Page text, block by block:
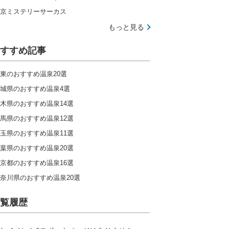
ミステリーサーカス
もっと見る
すめ記事
のおすすめ温泉20選
県のおすすめ温泉4選
県のおすすめ温泉14選
県のおすすめ温泉12選
県のおすすめ温泉11選
県のおすすめ温泉20選
都のおすすめ温泉16選
川県のおすすめ温泉20選
履歴